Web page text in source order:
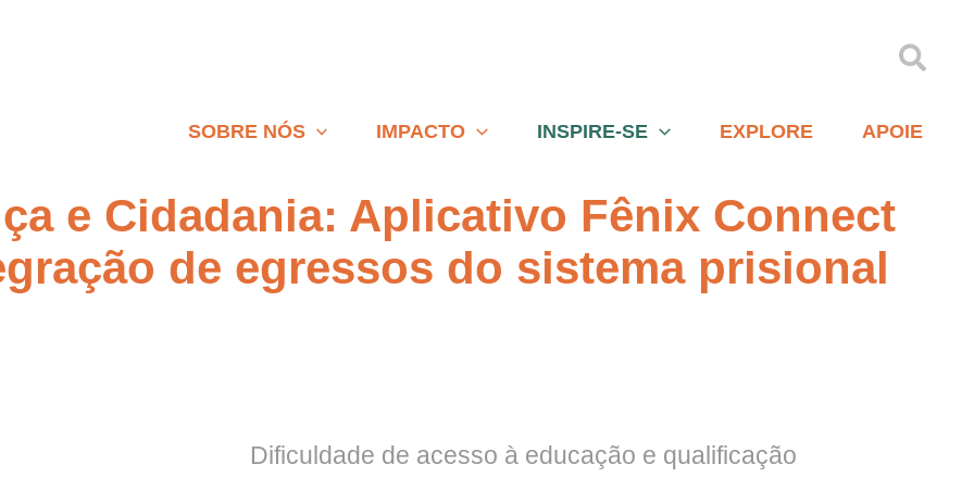
SOBRE NÓS IMPACTO INSPIRE-SE EXPLORE APOIE
e Cidadania: Aplicativo Fênix Connect
de egressos do sistema prisional
Dificuldade de acesso à educação e qualificação